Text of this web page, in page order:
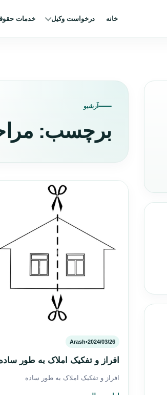
خانه درخواست وکیل خدمات
آرشیو
برچسب:
2024/03/26
•
Arash
افراز و تفکیک املاک به طور
افراز و تفکیک املاک به طور ساده